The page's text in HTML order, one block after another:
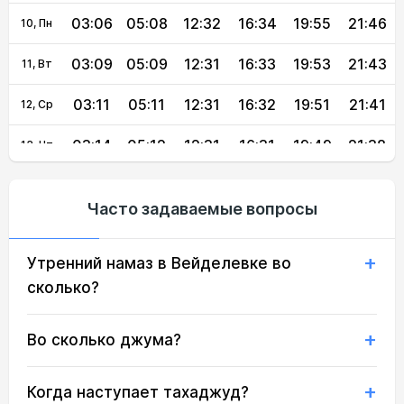
10, Пн 03:06 05:08 12:32 16:34 19:55 21:46
11, Вт 03:09 05:09 12:31 16:33 19:53 21:43
12, Ср 03:11 05:11 12:31 16:32 19:51 21:41
13, Чт 03:14 05:12 12:31 16:31 19:49 21:38
16, Вс 03:21 05:17 12:31 16:28 21:30
18, Вт 03:26 05:20 21:25
19, Ср 03:28 05:21 12:30 16:25 21:22
Часто задаваемые вопросы
Утренний намаз в Вейделевке во
сколько?
Во сколько джума?
Когда наступает тахаджуд?